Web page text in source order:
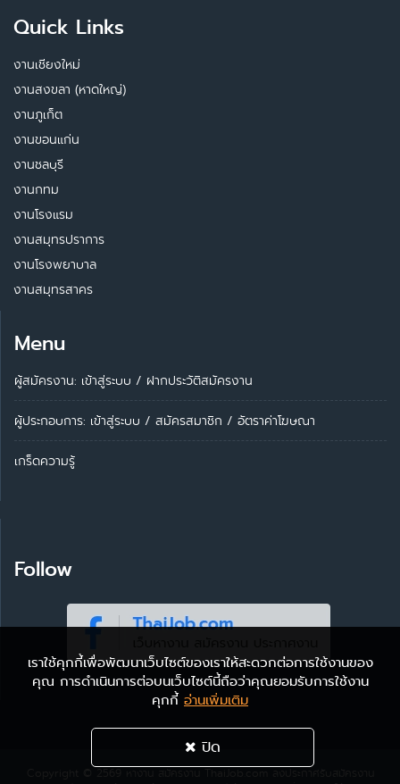
Quick Links
งานเชียงใหม่
งานสงขลา (หาดใหญ่)
งานภูเก็ต
งานขอนแก่น
งานชลบุรี
งานกทม
งานโรงแรม
งานสมุทรปราการ
งานโรงพยาบาล
งานสมุทรสาคร
Menu
ผู้สมัครงาน: เข้าสู่ระบบ / ฝากประวัติสมัครงาน
ผู้ประกอบการ: เข้าสู่ระบบ / สมัครสมาชิก / อัตราค่าโฆษณา
เกร็ดความรู้
Follow
เราใช้คุกกี้เพื่อพัฒนาเว็บไซต์ของเราให้สะดวกต่อการใช้งานของ
คุณ การดำเนินการต่อบนเว็บไซต์นี้ถือว่าคุณยอมรับการใช้งาน
คุกกี้ อ่านเพิ่มเติม
ปิด